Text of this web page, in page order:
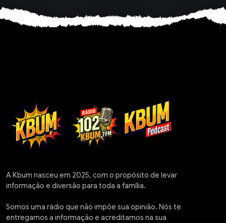
A Kbum nasceu em 2025, com o propósito de levar
informação e diversão para toda a família.
Somos uma rádio que não impõe sua opinião. Nós te
entregamos a informação e acreditamos na sua